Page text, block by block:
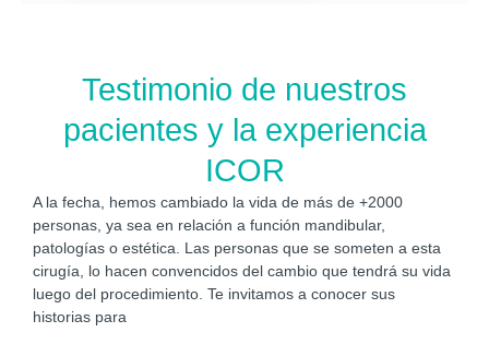
Testimonio de nuestros
pacientes y la experiencia
ICOR
A la fecha, hemos cambiado la vida de más de +2000
personas, ya sea en relación a función mandibular,
patologías o estética. Las personas que se someten a esta
cirugía, lo hacen convencidos del cambio que tendrá su vida
luego del procedimiento. Te invitamos a conocer sus
historias para